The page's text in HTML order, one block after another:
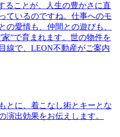
ることが、人生の豊かさに直
ているのですね。仕事へのモ
の愛情も、仲間との遊びも、
”で育まれます。世の物件を
線で、LEON不動産がご案内
とに、着こなし術とキーとな
演出効果をお伝えします。